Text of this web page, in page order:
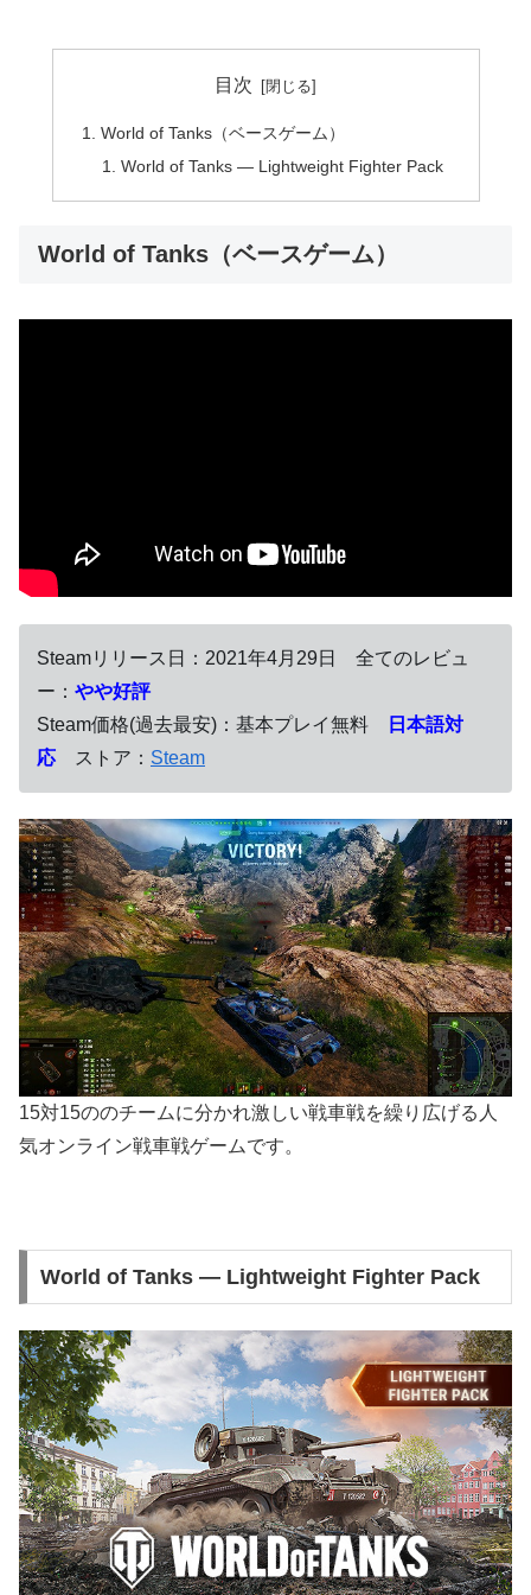
目次
World of Tanks（ベースゲーム）
World of Tanks — Lightweight Fighter Pack
World of Tanks（ベースゲーム）
Steamリリース日：2021年4月29日 全てのレビュ
ー： やや好評
Steam価格(過去最安)：基本プレイ無料
日本語対
応 ストア： Steam
15対15ののチームに分かれ激しい戦車戦を繰り広げる人
気オンライン戦車戦ゲームです。
World of Tanks — Lightweight Fighter Pack